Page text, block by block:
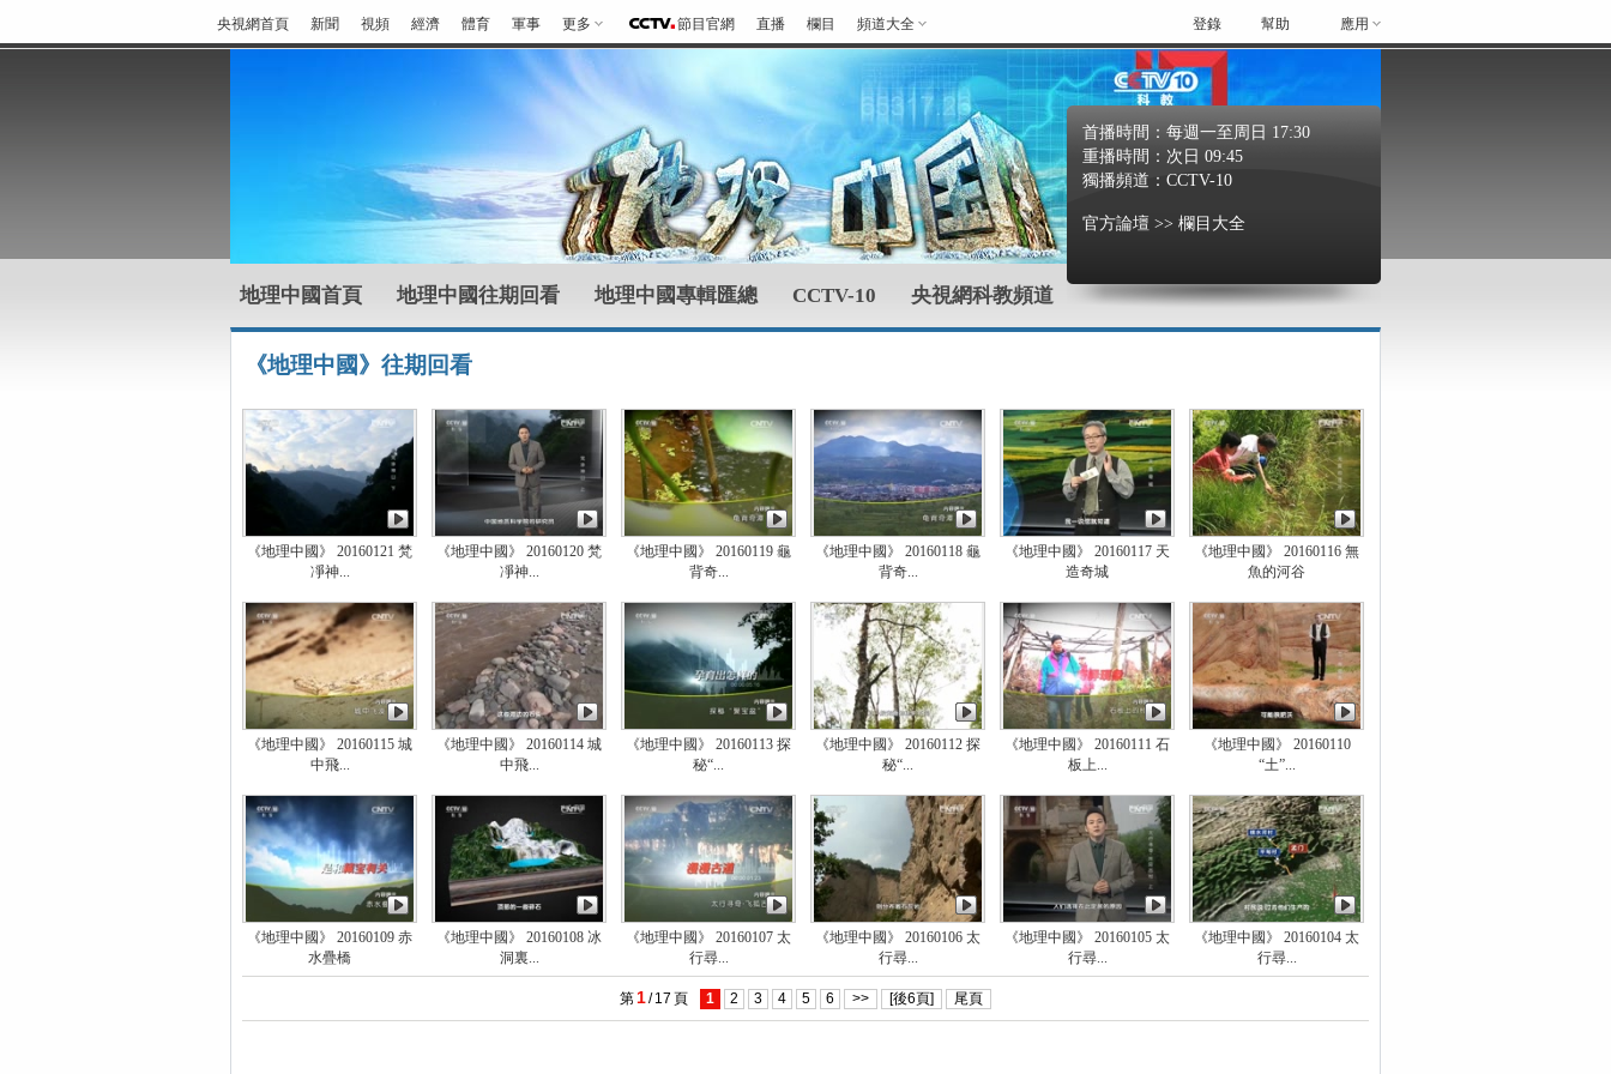
央視網首頁 新聞 視頻 經濟 體育 軍事 更多 節目官網 直播 欄目 頻道大全 幫助 應用
登錄
首播時間： 每週一至周日 17:30
重播時間： 次日 09:45
獨播頻道： CCTV-10
官方論壇 >> 欄目大全
地理中國首頁 地理中國往期回看 地理中國專輯匯總 CCTV-10 央視網科教頻道
《地理中國》往期回看
《地理中國》 20160121 梵
凈神...
《地理中國》 20160120 梵
凈神...
《地理中國》 20160119 龜
背奇...
《地理中國》 20160118 龜
背奇...
《地理中國》 20160117 天
造奇城
《地理中國》 20160116 無
魚的河谷
《地理中國》 20160115 城
中飛...
《地理中國》 20160114 城
中飛...
《地理中國》 20160113 探
秘“...
《地理中國》 20160112 探
秘“...
《地理中國》 20160111 石
板上...
《地理中國》 20160110
“土”...
《地理中國》 20160109 赤
水疊橋
《地理中國》 20160108 冰
洞裏...
《地理中國》 20160107 太
行尋...
《地理中國》 20160106 太
行尋...
《地理中國》 20160105 太
行尋...
《地理中國》 20160104 太
行尋...
第 1/ 17 頁 1 2 3 4 5 6 >> [後6頁] 尾頁